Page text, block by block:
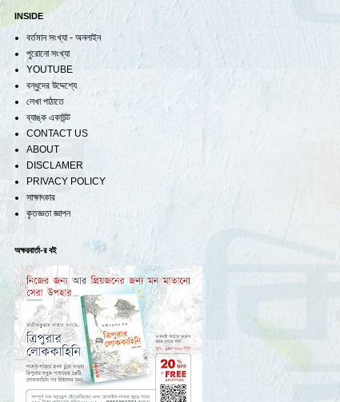
INSIDE
বর্তমান সংখ্যা - অনলাইন
পুরোনো সংখ্যা
YOUTUBE
বন্ধুদের উদ্দেশ্যে
লেখা পাঠাতে
ব্যাঙ্ক একাউন্ট
CONTACT US
ABOUT
DISCLAMER
PRIVACY POLICY
সাক্ষাৎকার
কৃতজ্ঞতা জ্ঞাপন
অক্ষরবার্তা-র বই